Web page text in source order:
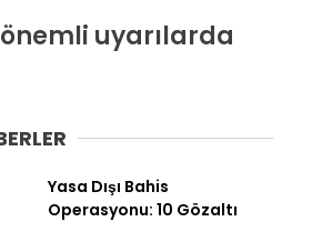
Dünya
Yerel
uyarılarda
Yasa Dışı Bahis
Operasyonu: 10 Gözaltı